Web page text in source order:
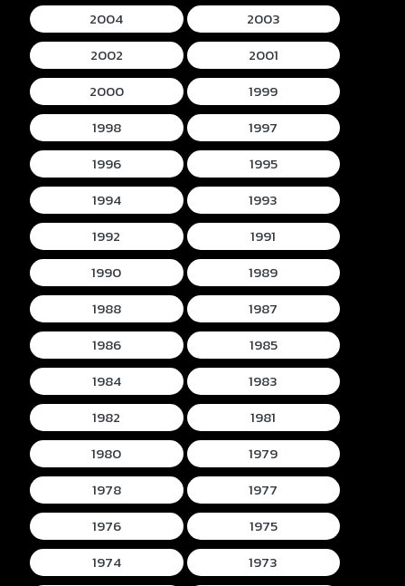
2004
2003
2002
2001
2000
1999
1998
1997
1996
1995
1994
1993
1992
1991
1990
1989
1988
1987
1986
1985
1984
1983
1982
1981
1980
1979
1978
1977
1976
1975
1974
1973